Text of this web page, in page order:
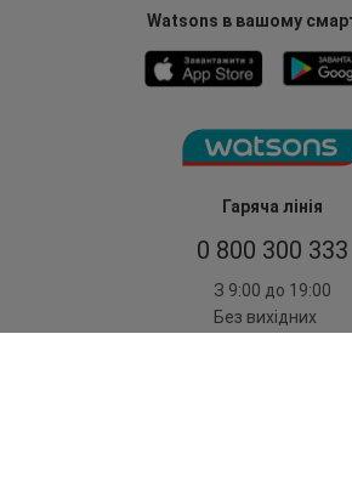
Гаряча лінія
0 800 300 333
З 9:00 до 19:00
Без вихідних
Watsons в вашому